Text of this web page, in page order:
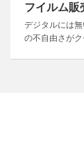
フイルム販
デジタルには
の不自由さがク